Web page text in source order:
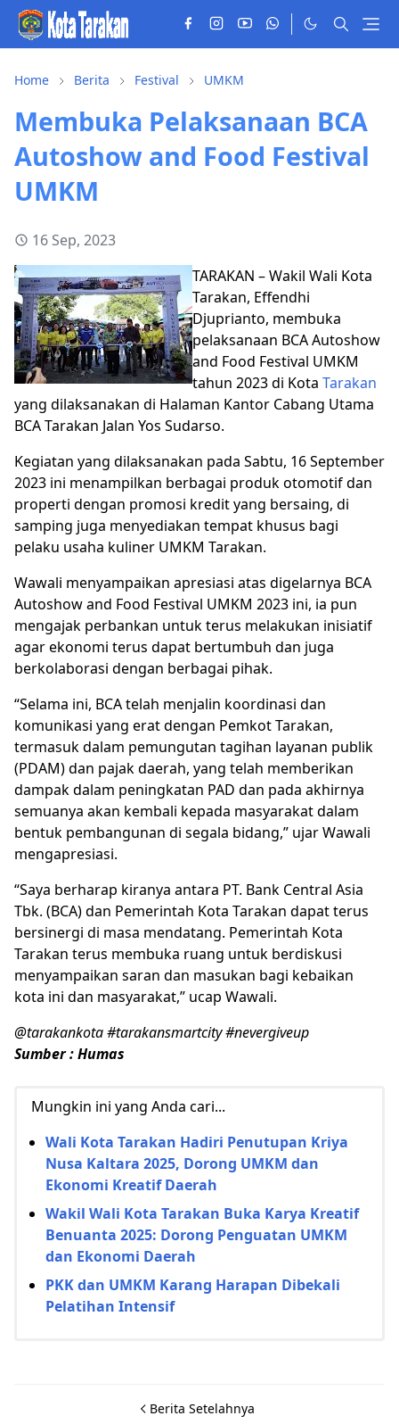
Home Berita Festival UMKM
Membuka Pelaksanaan BCA
Autoshow and Food Festival
UMKM
16 Sep, 2023
TARAKAN – Wakil Wali Kota
Tarakan, Effendhi
Djuprianto, membuka
pelaksanaan BCA Autoshow
and Food Festival UMKM
tahun 2023 di Kota Tarakan
yang dilaksanakan di Halaman Kantor Cabang Utama
BCA Tarakan Jalan Yos Sudarso.
Kegiatan yang dilaksanakan pada Sabtu, 16 September
2023 ini menampilkan berbagai produk otomotif dan
properti dengan promosi kredit yang bersaing, di
samping juga menyediakan tempat khusus bagi
pelaku usaha kuliner UMKM Tarakan.
Wawali menyampaikan apresiasi atas digelarnya BCA
Autoshow and Food Festival UMKM 2023 ini, ia pun
mengajak perbankan untuk terus melakukan inisiatif
agar ekonomi terus dapat bertumbuh dan juga
berkolaborasi dengan berbagai pihak.
“Selama ini, BCA telah menjalin koordinasi dan
komunikasi yang erat dengan Pemkot Tarakan,
termasuk dalam pemungutan tagihan layanan publik
(PDAM) dan pajak daerah, yang telah memberikan
dampak dalam peningkatan PAD dan pada akhirnya
semuanya akan kembali kepada masyarakat dalam
bentuk pembangunan di segala bidang,” ujar Wawali
mengapresiasi.
“Saya berharap kiranya antara PT. Bank Central Asia
Tbk. (BCA) dan Pemerintah Kota Tarakan dapat terus
bersinergi di masa mendatang. Pemerintah Kota
Tarakan terus membuka ruang untuk berdiskusi
menyampaikan saran dan masukan bagi kebaikan
kota ini dan masyarakat,” ucap Wawali.
@tarakankota #tarakansmartcity #nevergiveup
Sumber : Humas
Mungkin ini yang Anda cari...
Wali Kota Tarakan Hadiri Penutupan Kriya
Nusa Kaltara 2025, Dorong UMKM dan
Ekonomi Kreatif Daerah
Wakil Wali Kota Tarakan Buka Karya Kreatif
Benuanta 2025: Dorong Penguatan UMKM
dan Ekonomi Daerah
PKK dan UMKM Karang Harapan Dibekali
Pelatihan Intensif
Berita Setelahnya